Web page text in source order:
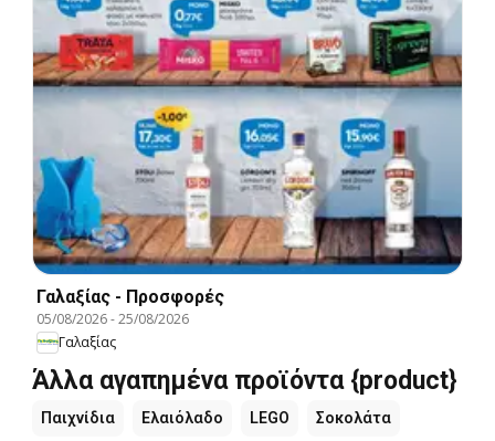
Γαλαξίας - Προσφορές
05/08/2026-25/08/2026
Γαλαξίας
Άλλα αγαπημένα προϊόντα {product}
Παιχνίδια Ελαιόλαδο LEGO Σοκολάτα